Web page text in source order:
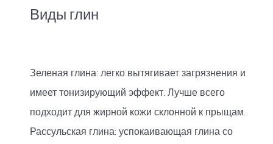
Виды глин
Зеленая глина: легко вытягивает загрязнения и
имеет тонизирующий эффект. Лучше всего
подходит для жирной кожи склонной к прыщам.
Рассульская глина: успокаивающая глина со